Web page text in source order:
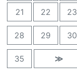
21 22 23
28 29 30
35 ≫